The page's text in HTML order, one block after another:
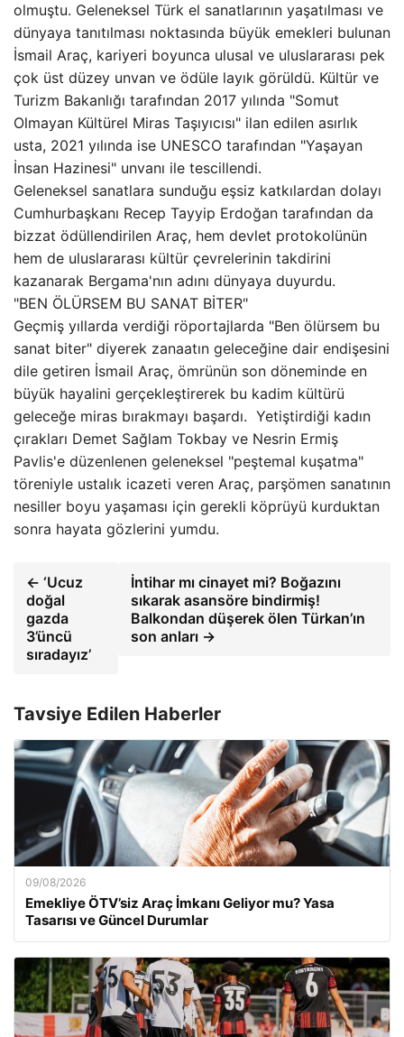
olmuştu. Geleneksel Türk el sanatlarının yaşatılması ve
dünyaya tanıtılması noktasında büyük emekleri bulunan
İsmail Araç, kariyeri boyunca ulusal ve uluslararası pek
çok üst düzey unvan ve ödüle layık görüldü. Kültür ve
Turizm Bakanlığı tarafından 2017 yılında "Somut
Olmayan Kültürel Miras Taşıyıcısı" ilan edilen asırlık
usta, 2021 yılında ise UNESCO tarafından "Yaşayan
İnsan Hazinesi" unvanı ile tescillendi.
Geleneksel sanatlara sunduğu eşsiz katkılardan dolayı
Cumhurbaşkanı Recep Tayyip Erdoğan tarafından da
bizzat ödüllendirilen Araç, hem devlet protokolünün
hem de uluslararası kültür çevrelerinin takdirini
kazanarak Bergama'nın adını dünyaya duyurdu.
"BEN ÖLÜRSEM BU SANAT BİTER"
Geçmiş yıllarda verdiği röportajlarda "Ben ölürsem bu
sanat biter" diyerek zanaatın geleceğine dair endişesini
dile getiren İsmail Araç, ömrünün son döneminde en
büyük hayalini gerçekleştirerek bu kadim kültürü
geleceğe miras bırakmayı başardı. Yetiştirdiği kadın
çırakları Demet Sağlam Tokbay ve Nesrin Ermiş
Pavlis'e düzenlenen geleneksel "peştemal kuşatma"
töreniyle ustalık icazeti veren Araç, parşömen sanatının
nesiller boyu yaşaması için gerekli köprüyü kurduktan
sonra hayata gözlerini yumdu.
← ‘Ucuz
doğal
gazda
3’üncü
sıradayız’
İntihar mı cinayet mi? Boğazını
sıkarak asansöre bindirmiş!
Balkondan düşerek ölen Türkan’ın
son anları →
Tavsiye Edilen Haberler
09/08/2026
Emekliye ÖTV’siz Araç İmkanı Geliyor mu? Yasa
Tasarısı ve Güncel Durumlar